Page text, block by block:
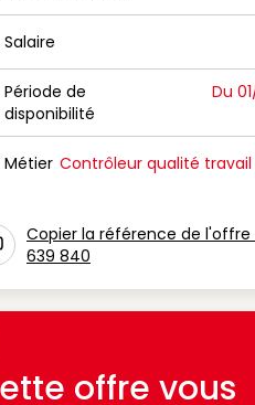
Type de contrat
Salaire
Salaire
Période de disponibilité
Période de
disponibilité
Du
Métier Contrôleur qualité
copy to clipboard
Copier la référence de l'offre
639 840
offre vous